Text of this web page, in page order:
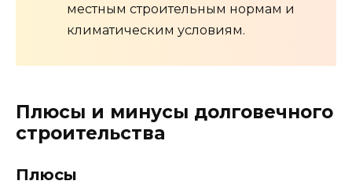
местным строительным нормам и
климатическим условиям.
Плюсы и минусы долговечного
строительства
Плюсы